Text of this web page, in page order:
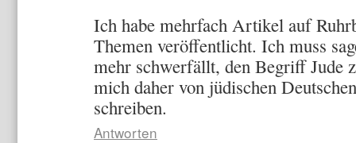
Ich habe mehrfach Artikel auf
Themen veröffentlicht. Ich muss
mehr schwerfällt, den Begriff Jude
mich daher von jüdischen
schreiben.
Antworten